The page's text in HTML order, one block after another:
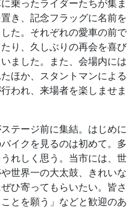
乗ったライダーたちが集ま
き、記念フラッグに名前を
た。それぞれの愛車の前で
り、久しぶりの再会を喜び
ました。また、会場内には
ほか、スタントマンによる
われ、来場者を楽しませま
テージ前に集結。はじめに
イクを見るのは初めて。多
れしく思う。当市には、世
世界一の大太鼓、きれいな
ひ寄ってもらいたい。皆さ
とを願う」などと歓迎のあ